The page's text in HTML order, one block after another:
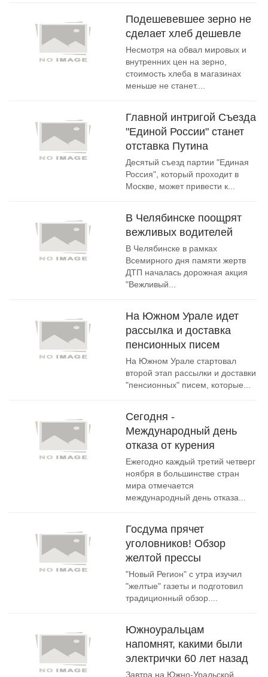
Подешевевшее зерно не
сделает хлеб дешевле
Несмотря на обвал мировых и
внутренних цен на зерно,
стоимость хлеба в магазинах
меньше не станет....
Главной интригой Съезда
"Единой России" станет
отставка Путина
Десятый съезд партии "Единая
Россия", который проходит в
Москве, может привести к...
В Челябинске поощрят
вежливых водителей
В Челябинске в рамках
Всемирного дня памяти жертв
ДТП началась дорожная акция
"Вежливый...
На Южном Урале идет
рассылка и доставка
пенсионных писем
На Южном Урале стартовал
второй этап рассылки и доставки
"пенсионных" писем, которые...
Сегодня -
Международный день
отказа от курения
Ежегодно каждый третий четверг
ноября в большинстве стран
мира отмечается
международный день отказа...
Госдума прячет
уголовников! Обзор
желтой прессы
"Новый Регион" с утра изучил
"желтые" газеты и подготовил
традиционный обзор....
Южноуральцам
напомнят, какими были
электрички 60 лет назад
Завтра на Южно-Уральской